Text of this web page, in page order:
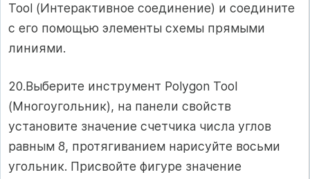
Tool (Интерактивное соединение) и соедините
с его помощью элементы схемы прямыми
линиями.
20.Выберите инструмент Polygon Tool
(Многоугольник), на панели свойств
установите значение счетчика числа углов
равным 8, протягиванием нарисуйте восьми
угольник. Присвойте фигуре значение